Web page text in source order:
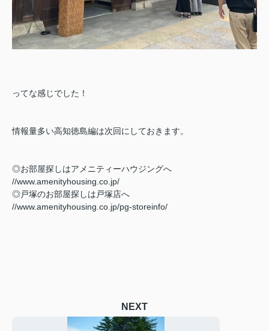
ってな感じでした！
情報量多い高知徳島編は次回にしておきます。
◎お部屋探しはアメニティーハウジングへ
//www.amenityhousing.co.jp/
◎戸塚のお部屋探しは戸塚店へ
//www.amenityhousing.co.jp/pg-storeinfo/
NEXT